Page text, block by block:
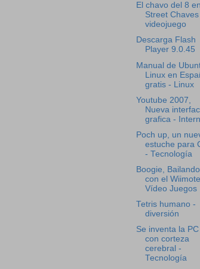
El chavo del 8
Street
videojuego
Descarga Flash
Player 9.0.45
Manual de
Linux en
gratis - Linux
Youtube 2007,
Nueva
grafica -
Poch up, un
estuche para
- Tecnología
Boogie, Bailando
con el
Vídeo Juegos
Tetris humano -
diversión
Se inventa la PC
con corteza
cerebral -
Tecnología